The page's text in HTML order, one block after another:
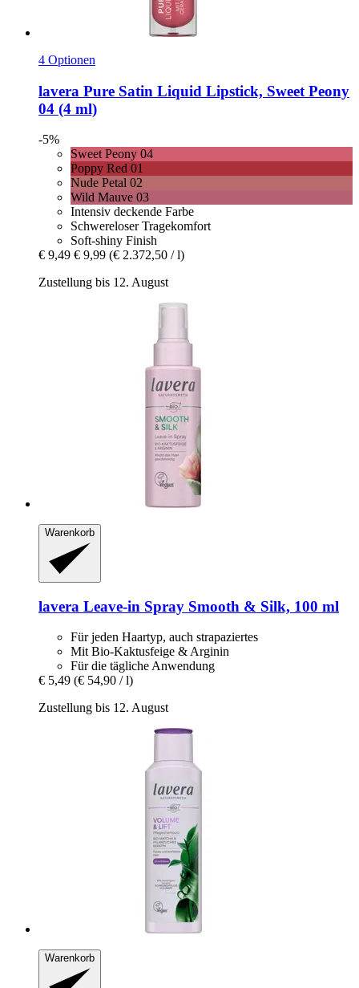
4 Optionen
lavera Pure Satin Liquid Lipstick, Sweet Peony
04 (4 ml)
-5%
Sweet Peony 04
Poppy Red 01
Nude Petal 02
Wild Mauve 03
Intensiv deckende Farbe
Schwereloser Tragekomfort
Soft-shiny Finish
€ 9,49 € 9,99 (€ 2.372,50 / l)
Zustellung bis 12. August
Warenkorb
lavera Leave-​in Spray Smooth & Silk, 100 ml
Für jeden Haartyp, auch strapaziertes
Mit Bio-Kaktusfeige & Arginin
Für die tägliche Anwendung
€ 5,49 (€ 54,90 / l)
Zustellung bis 12. August
Warenkorb